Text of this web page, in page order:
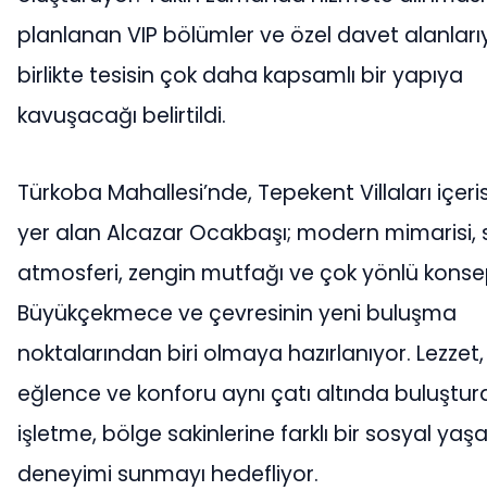
planlanan VIP bölümler ve özel davet
birlikte tesisin çok daha kapsamlı bir yapıya
kavuşacağı belirtildi.
Türkoba Mahallesi’nde, Tepekent Villaları
yer alan Alcazar Ocakbaşı; modern mimarisi,
atmosferi, zengin mutfağı ve çok yönlü
Büyükçekmece ve çevresinin yeni buluşma
noktalarından biri olmaya hazırlanıyor. Lezzet,
eğlence ve konforu aynı çatı altında
işletme, bölge sakinlerine farklı bir sosyal
deneyimi sunmayı hedefliyor.